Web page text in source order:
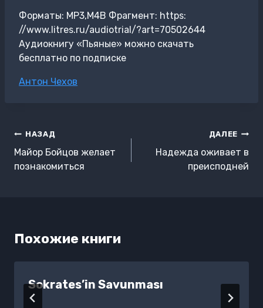
Форматы: MP3,M4B Фрагмент: https:
//www.litres.ru/audiotrial/?art=70502644
Аудиокнигу «Пьяные» можно скачать
бесплатно по подписке
Метки
Антон Чехов
Навигация
по
записям
НАЗАД
Майор Бойцов желает
познакомиться
ДАЛЕЕ
Надежда оживает в
преисподней
Похожие книги
Sokrates’in Savunması